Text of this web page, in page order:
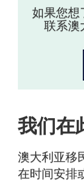
如果您想
联系澳
我们在
澳大利亚移
在时间安排